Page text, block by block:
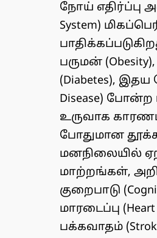
நோய் எதிர்ப்பு
System)
பருமன் (Obesity
(Diabetes), இதய
Disease)
உருவாக
போதுமான
மனநிலையில்
மாற்றங்கள்,
குறைபாடு
மாரடைப்பு (Heart
பக்கவாதம்